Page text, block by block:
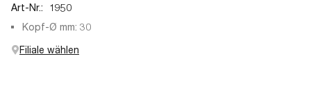
Art-Nr.:
1950
Kopf-Ø mm: 30
Filiale wählen